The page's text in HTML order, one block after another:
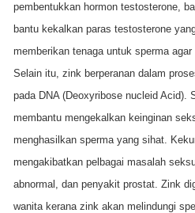
pembentukkan hormon testosterone,
bantu kekalkan paras testosterone
memberikan tenaga untuk sperma
Selain itu, zink berperanan dalam
pada DNA (Deoxyribose nucleid Acid).
membantu mengekalkan keinginan
menghasilkan sperma yang sihat.
mengakibatkan pelbagai masalah
abnormal, dan penyakit prostat. Zink
wanita kerana zink akan melindungi